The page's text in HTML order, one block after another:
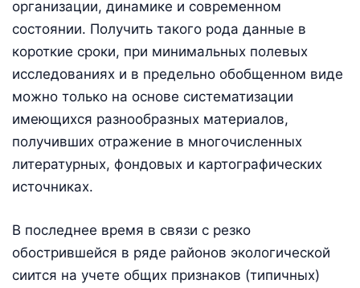
организации, динамике и современном
состоянии. Получить такого рода данные в
короткие сроки, при минимальных полевых
исследованиях и в предельно обобщенном виде
можно только на основе систематизации
имеющихся разнообразных материалов,
получивших отражение в многочисленных
литературных, фондовых и картографических
источниках.
В последнее время в связи с резко
обострившейся в ряде районов экологической
сиится на учете общих признаков (типичных)